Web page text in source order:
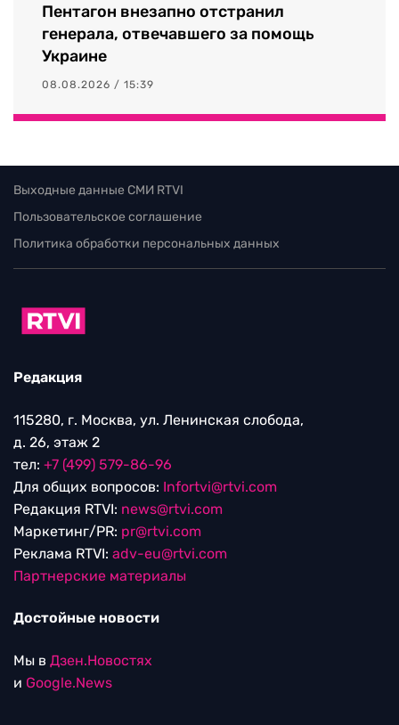
Пентагон внезапно отстранил
генерала, отвечавшего за помощь
Украине
08.08.2026 / 15:39
Выходные данные СМИ RTVI
Пользовательское соглашение
Политика обработки персональных данных
Редакция
115280, г. Москва, ул. Ленинская слобода,
д. 26, этаж 2
тел: +7 (499) 579-86-96
Для общих вопросов: Infortvi@rtvi.com
Редакция RTVI: news@rtvi.com
Маркетинг/PR: pr@rtvi.com
Реклама RTVI: adv-eu@rtvi.com
Партнерские материалы
Достойные новости
Мы в Дзен.Новостях
и Google.News